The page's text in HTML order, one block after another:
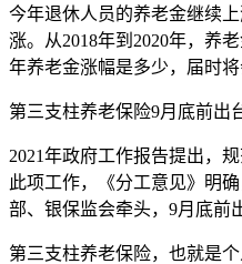
今年退休人员的养老金继续
涨。从2018年到2020年，养
年养老金涨幅是多少，届时将
第三支柱养老保险9月底前出
2021年政府工作报告提出，
此项工作，《分工意见》明
部、银保监会牵头，9月底前
第三支柱养老保险，也就是